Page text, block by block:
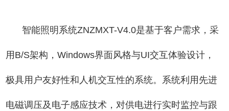
智能照明系统ZNZMXT-V4.0是基于客户需求，采
用B/S架构，Windows界面风格与UI交互体验设计，
极具用户友好性和人机交互性的系统。系统利用先进
电磁调压及电子感应技术，对供电进行实时监控与跟